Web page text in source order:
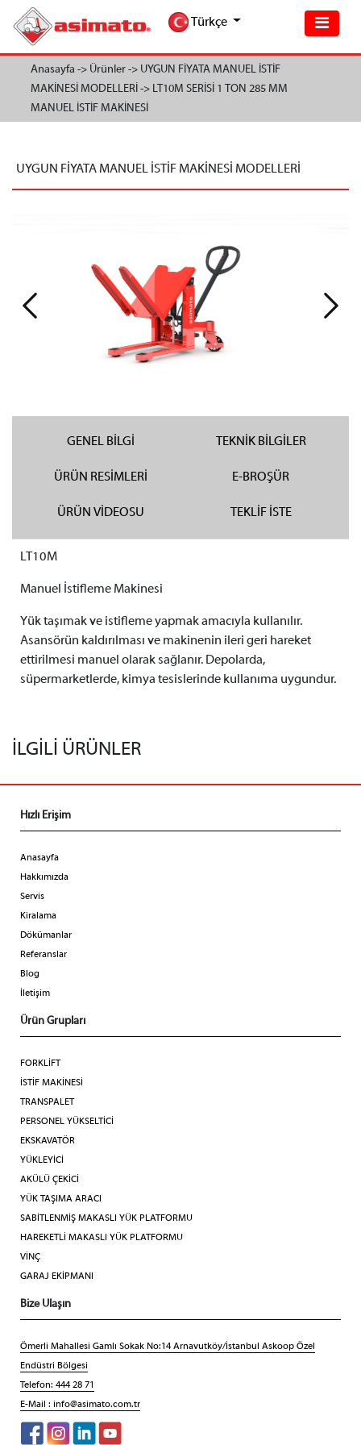
Türkçe
Anasayfa -> Ürünler -> UYGUN FİYATA MANUEL İSTİF
MAKİNESİ MODELLERİ -> LT10M SERİSİ 1 TON 285 MM
MANUEL İSTİF MAKİNESİ
UYGUN FİYATA MANUEL İSTİF MAKİNESİ MODELLERİ
GENEL BİLGİ TEKNİK BİLGİLER
ÜRÜN RESİMLERİ E-BROŞÜR
ÜRÜN VİDEOSU TEKLİF İSTE
LT10M
Manuel İstifleme Makinesi
Yük taşımak ve istifleme yapmak amacıyla kullanılır.
Asansörün kaldırılması ve makinenin ileri geri hareket
ettirilmesi manuel olarak sağlanır. Depolarda,
süpermarketlerde, kimya tesislerinde kullanıma uygundur.
İLGİLİ ÜRÜNLER
Hızlı Erişim
Anasayfa
Hakkımızda
Servis
Kiralama
Dökümanlar
Referanslar
Blog
İletişim
Ürün Grupları
FORKLİFT
İSTİF MAKİNESİ
TRANSPALET
PERSONEL YÜKSELTİCİ
EKSKAVATÖR
YÜKLEYİCİ
AKÜLÜ ÇEKİCİ
YÜK TAŞIMA ARACI
SABİTLENMİŞ MAKASLI YÜK PLATFORMU
HAREKETLİ MAKASLI YÜK PLATFORMU
VİNÇ
GARAJ EKİPMANI
Bize Ulaşın
Ömerli Mahallesi Gamlı Sokak No:14 Arnavutköy/İstanbul Askoop Özel
Endüstri Bölgesi
Telefon: 444 28 71
E-Mail : info@asimato.com.tr